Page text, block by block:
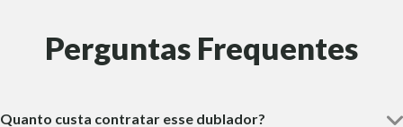
Perguntas Frequentes
Quanto custa contratar esse dublador?